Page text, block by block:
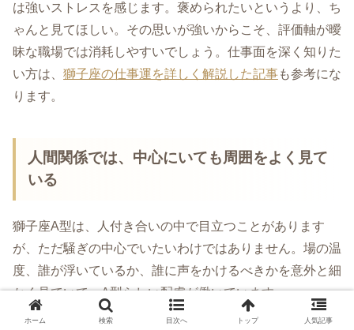
は強いストレスを感じます。褒められたいというより、ち
ゃんと見てほしい。その思いが強いからこそ、評価軸が曖
昧な職場では消耗しやすいでしょう。仕事面を深く知りた
い方は、 獅子座の仕事運を詳しく解説した記事も参考にな
ります。
人間関係では、中心にいても周囲をよく見て
いる
獅子座A型は、人付き合いの中で目立つことがあります
が、ただ騒ぎの中心でいたいわけではありません。場の温
度、誰が浮いているか、誰に声をかけるべきかを意外と細
かく見ていて、A型らしい配慮が働いています。
ホーム 検索 目次へ トップ 人気記事